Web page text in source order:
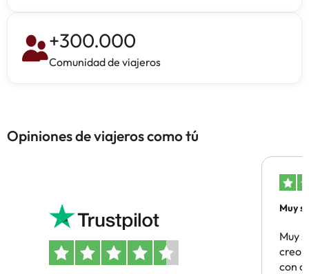
+300.000
Comunidad de viajeros
Opiniones de viajeros como tú
Muy
Muy
creo
con